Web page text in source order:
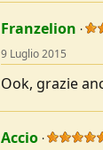
Franzelion
9 Luglio 2015
Ook, grazie
Accio